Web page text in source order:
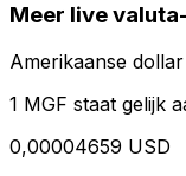
Meer live
Amerikaanse dollar
1 MGF staat gelijk
0,00004659 USD